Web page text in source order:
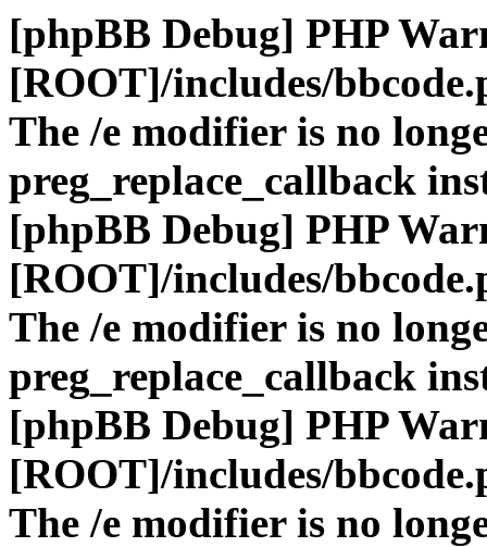
[phpBB Debug] PHP
[ROOT]/includes/
The /e modifier is no
preg_replace_callback
[phpBB Debug] PHP
[ROOT]/includes/
The /e modifier is no
preg_replace_callback
[phpBB Debug] PHP
[ROOT]/includes/
The /e modifier is no